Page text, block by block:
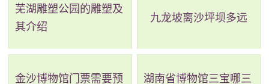
2）、公交：（正门）烈士陵园站：102路 107路 108路
芜湖雕塑公园的雕塑及
其介绍
九龙坡离沙坪坝多远
金沙博物馆门票需要预
湖南省博物馆三宝哪三